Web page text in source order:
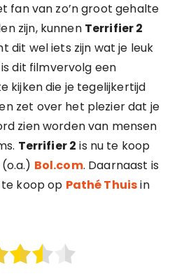
fan van zo’n groot gehalte
zijn, kunnen Terrifier 2
dit wel iets zijn wat je leuk
dit filmvervolg een
kijken die je tegelijkertijd
zet over het plezier dat je
zien worden van mensen
Terrifier 2 is nu te koop
Bol.com. Daarnaast is
koop op Pathé Thuisin